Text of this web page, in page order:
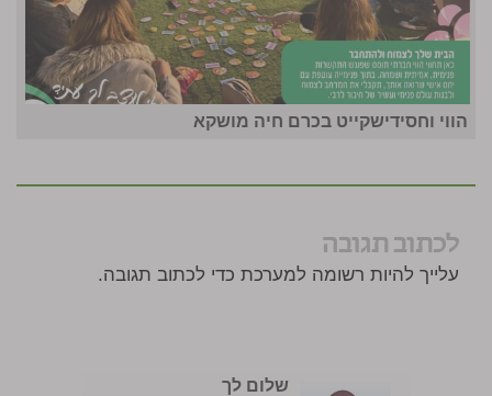
הווי וחסידישקייט בכרם חיה מושקא
לכתוב תגובה
עלייך להיות רשומה למערכת כדי לכתוב תגובה.
שלום לך